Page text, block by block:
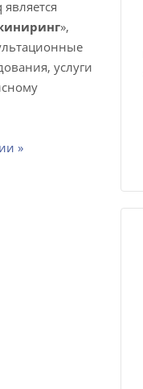
»,
услуги
»